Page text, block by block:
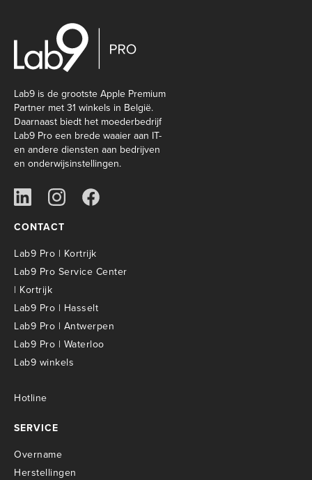
Lab9 is de grootste Apple Premium
Partner met 31 winkels in België.
Daarnaast biedt het moederbedrijf
Lab9 Pro een brede waaier aan IT-
en andere diensten aan bedrijven
en onderwijsinstellingen.
CONTACT
Lab9 Pro | Kortrijk
Lab9 Pro Service Center
| Kortrijk
Lab9 Pro | Hasselt
Lab9 Pro | Antwerpen
Lab9 Pro | Waterloo
Lab9 winkels
Hotline
SERVICE
Overname
Herstellingen